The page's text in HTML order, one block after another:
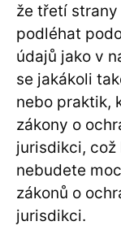
že třetí
podléhat
údajů jako v
se jakákoli
nebo praktik,
zákony o
jurisdikci, což
nebudete
zákonů o
jurisdikci.